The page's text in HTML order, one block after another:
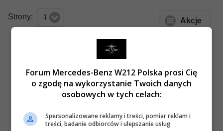
Strony: 1 Akcje
Forum Mercedes-Benz W212 Polska prosi Cię
o zgodę na wykorzystanie Twoich danych
osobowych w tych celach:
Spersonalizowane reklamy i treści, pomiar reklam i
treści, badanie odbiorców i ulepszanie usług